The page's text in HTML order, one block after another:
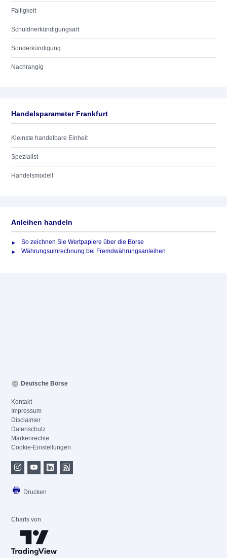
Fälligkeit
Schuldnerkündigungsart
Sonderkündigung
Nachrangig
Handelsparameter Frankfurt
Kleinste handelbare Einheit
Spezialist
Handelsmodell
Anleihen handeln
So zeichnen Sie Wertpapiere über die Börse
Währungsumrechnung bei Fremdwährungsanleihen
Deutsche Börse
Kontakt
Impressum
Disclaimer
Datenschutz
Markenrechte
Cookie-Einstellungen
Drucken
Charts von